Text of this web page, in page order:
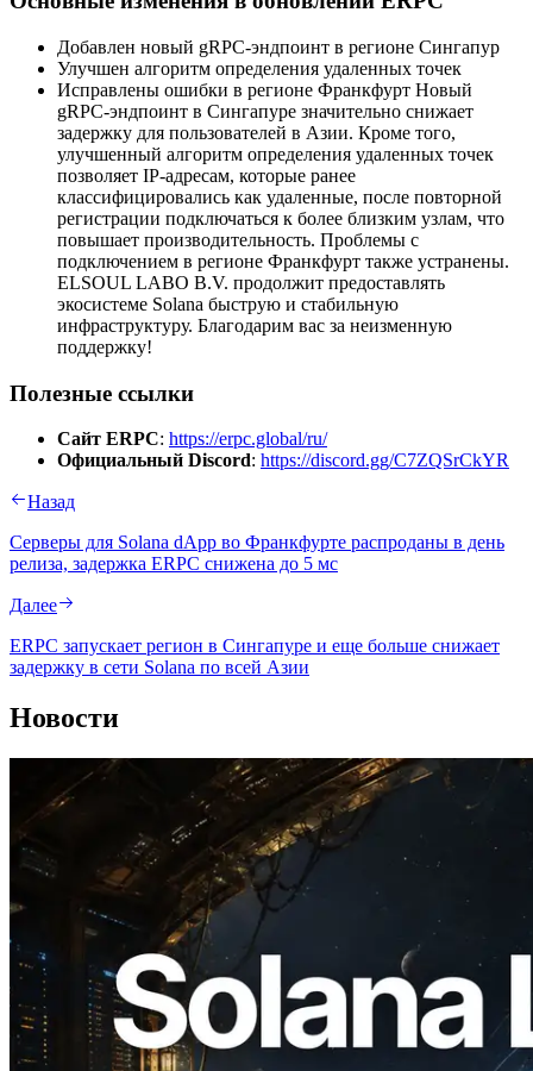
Добавлен новый gRPC-эндпоинт в регионе Сингапур
Улучшен алгоритм определения удаленных точек
Исправлены ошибки в регионе Франкфурт Новый
gRPC-эндпоинт в Сингапуре значительно снижает
задержку для пользователей в Азии. Кроме того,
улучшенный алгоритм определения удаленных точек
позволяет IP-адресам, которые ранее
классифицировались как удаленные, после повторной
регистрации подключаться к более близким узлам, что
повышает производительность. Проблемы с
подключением в регионе Франкфурт также устранены.
ELSOUL LABO B.V. продолжит предоставлять
экосистеме Solana быструю и стабильную
инфраструктуру. Благодарим вас за неизменную
поддержку!
Полезные ссылки
Сайт ERPC: https://erpc.global/ru/
Официальный Discord: https://discord.gg/C7ZQSrCkYR
Назад
Серверы для Solana dApp во Франкфурте распроданы в день
релиза, задержка ERPC снижена до 5 мс
Далее
ERPC запускает регион в Сингапуре и еще больше снижает
задержку в сети Solana по всей Азии
Новости
2026.08.05